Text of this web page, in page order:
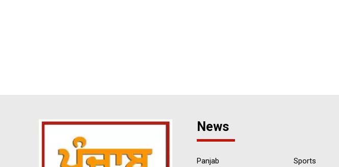
News
Panjab Sports